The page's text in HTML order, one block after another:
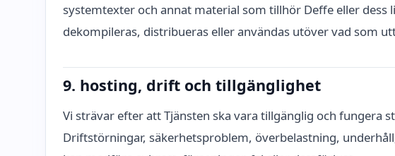
systemtexter och annat material som tillhör Deffe eller dess
dekompileras, distribueras eller användas utöver vad som
9. hosting, drift och tillgänglighet
Vi strävar efter att Tjänsten ska vara tillgänglig och
Driftstörningar, säkerhetsproblem, överbelastning,